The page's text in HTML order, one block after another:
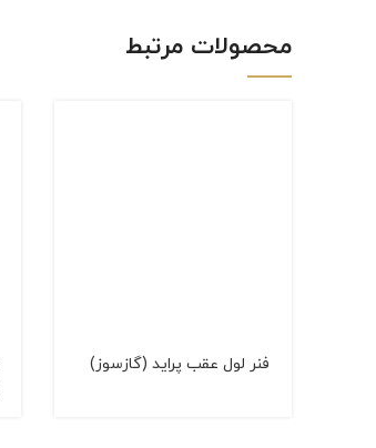
محصولات مرتبط
فنر لول عقب پراید (گازسوز)